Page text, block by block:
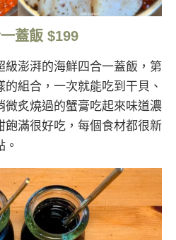
蓋飯 $199
級澎湃的海鮮四合一蓋飯，第
組合，一次就能吃到干貝、
微炙燒過的蟹膏吃起來味道濃
飽滿很好吃，每個食材都很新